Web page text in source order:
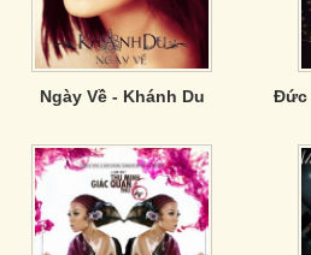
Ngày Về - Khánh Du